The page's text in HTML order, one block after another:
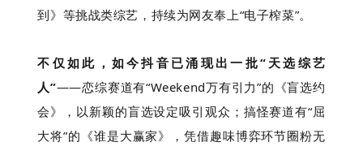
到》等挑战类综艺，持续为网友奉上“电子榨菜”。
不仅如此，如今抖音已涌现出一批“天选综艺
人”——恋综赛道有“Weekend万有引力”的《盲选约
会》，以新颖的盲选设定吸引观众；搞怪赛道有“屈
大将”的《谁是大赢家》，凭借趣味博弈环节圈粉无